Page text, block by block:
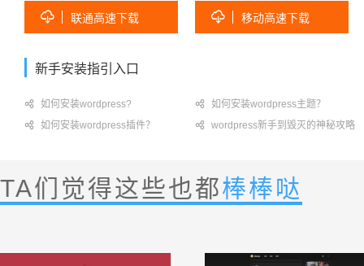
 联通高速下载  移动高速下载
新手安装指引入口
 如何安装wordpress?  如何安装wordpress主题？
 如何安装wordpress插件？  wordpress新手到毁灭的神秘攻略
TA们觉得这些也都棒棒哒